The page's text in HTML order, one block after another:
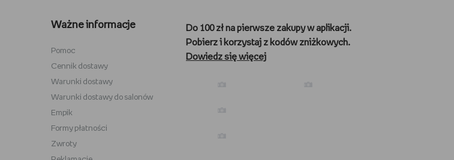
Star Wars
Władca Pierścieni
Prezenty dla kibica
Prezenty dla biegacza
Ważne informacje
Pomoc
Cennik dostawy
Warunki dostawy
Warunki dostawy do salonów
Empik
Formy płatności
Zwroty
Do 100 zł na pierwsze zakupy w aplikacji.
Pobierz i korzystaj z kodów zniżkowych.
Dowiedz się więcej